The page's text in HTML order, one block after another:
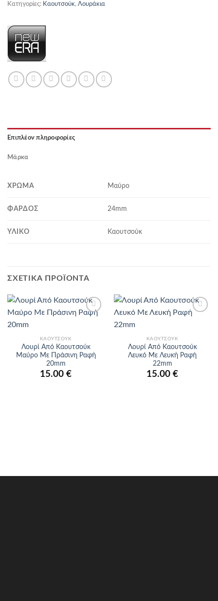
Κατηγορίες: Καουτσούκ, Λουράκια
Επιπλέον πληροφορίες
Μάρκα
ΧΡΏΜΑ Μαύρο
ΦΆΡΔΟΣ 24mm
ΥΛΙΚΌ Καουτσούκ
ΣΧΕΤΙΚΆ ΠΡΟΪΌΝΤΑ
ΚΑΟΥΤΣΟΎΚ
Λουρί Από Καουτσούκ
Μαύρο Με Πράσινη Ραφή
20mm
15.00 €
ΚΑΟΥΤΣΟΎΚ
Λουρί Από Καουτσούκ
Λευκό Με Λευκή Ραφή
22mm
15.00 €